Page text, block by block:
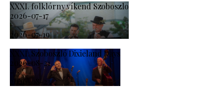
XXXI. folklórny víkend Szoboszlo
2026-07-17
-
2026-07-19
XXXI. Szoboszló Dixieland Days
2026-08-21
-
2026-08-23